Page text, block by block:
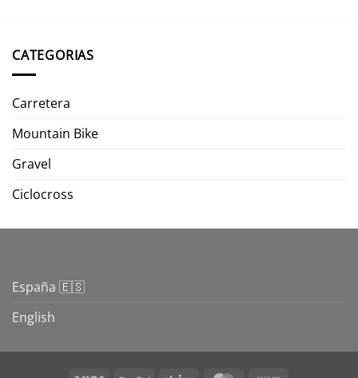
CATEGORIAS
Carretera
Mountain Bike
Gravel
Ciclocross
España 🇪🇸
English